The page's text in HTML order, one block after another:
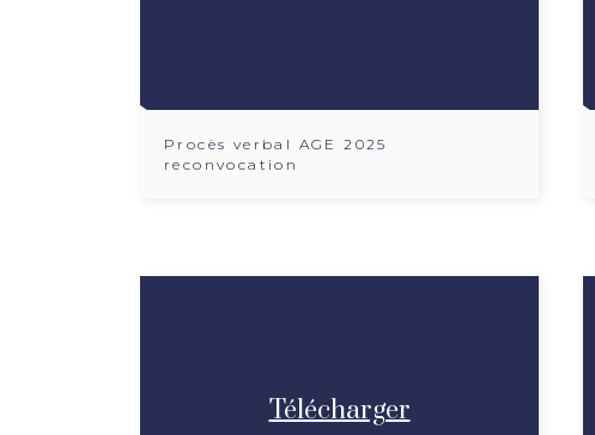
Procès verbal AGE 2025
reconvocation
Télécharger